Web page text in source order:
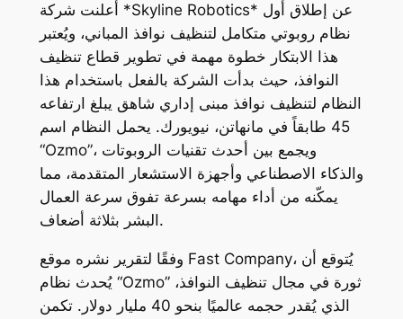
أعلنت شركة *Skyline Robotics* عن إطلاق أول
نظام روبوتي متكامل لتنظيف نوافذ المباني، ويُعتبر
هذا الابتكار خطوة مهمة في تطوير قطاع تنظيف
النوافذ، حيث بدأت الشركة بالفعل باستخدام هذا
النظام لتنظيف نوافذ مبنى إداري شاهق يبلغ ارتفاعه
45 طابقاً في مانهاتن، نيويورك. يحمل النظام اسم
“Ozmo”، ويجمع بين أحدث تقنيات الروبوتات
والذكاء الاصطناعي وأجهزة الاستشعار المتقدمة، مما
يمكّنه من أداء مهامه بسرعة تفوق سرعة العمال
البشر بثلاثة أضعاف.
وفقًا لتقرير نشره موقع Fast Company، يُتوقع أن
يُحدث نظام “Ozmo” ثورة في مجال تنظيف النوافذ،
الذي يُقدر حجمه عالميًا بنحو 40 مليار دولار. تكمن